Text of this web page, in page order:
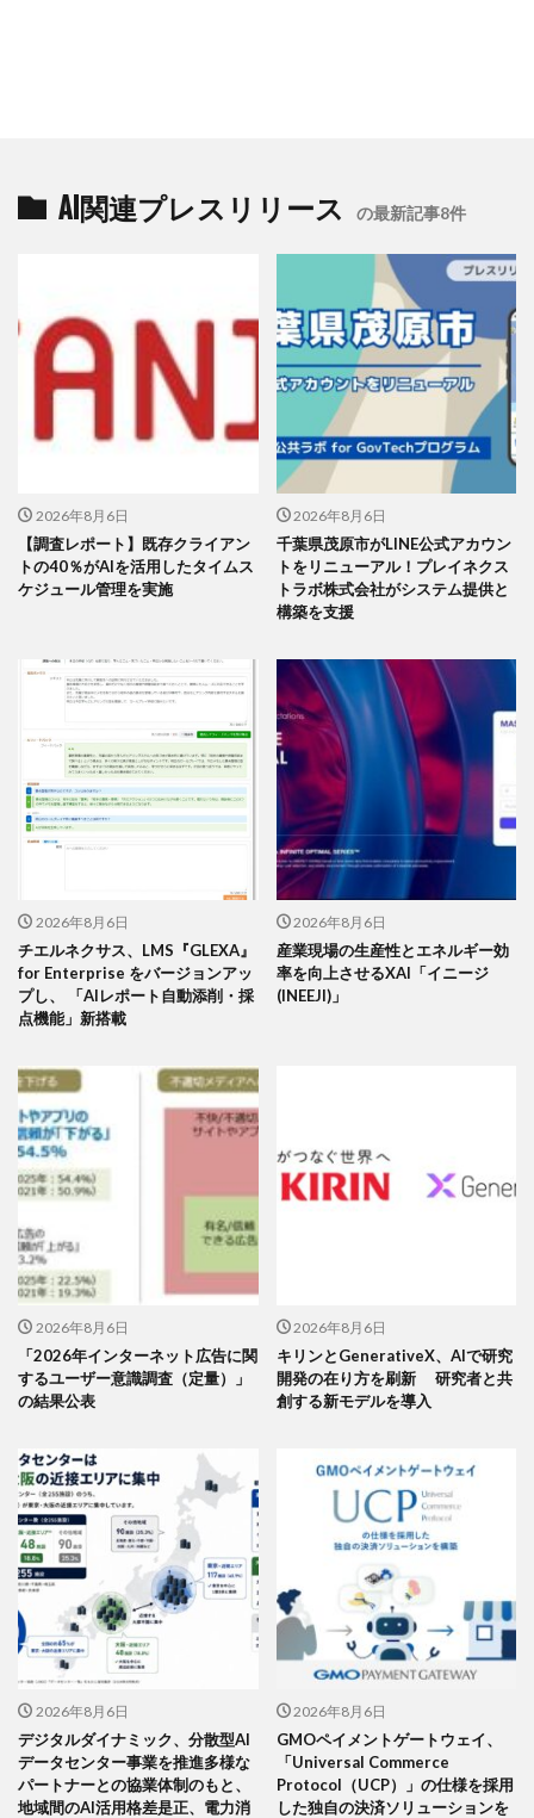
AI関連プレスリリース の最新記事8件
2026年8月6日
【調査レポート】既存クライアン
トの40％がAIを活用したタイムス
ケジュール管理を実施
2026年8月6日
千葉県茂原市がLINE公式アカウン
トをリニューアル！プレイネクス
トラボ株式会社がシステム提供と
構築を支援
2026年8月6日
チエルネクサス、LMS『GLEXA』
for Enterprise をバージョンアッ
プし、 「AIレポート自動添削・採
点機能」新搭載
2026年8月6日
産業現場の生産性とエネルギー効
率を向上させるXAI「イニージ
(INEEJI)」
2026年8月6日
「2026年インターネット広告に関
するユーザー意識調査（定量）」
の結果公表
2026年8月6日
キリンとGenerativeX、AIで研究
開発の在り方を刷新 研究者と共
創する新モデルを導入
2026年8月6日
デジタルダイナミック、分散型AI
データセンター事業を推進多様な
パートナーとの協業体制のもと、
地域間のAI活用格差是正、電力消
2026年8月6日
GMOペイメントゲートウェイ、
「Universal Commerce
Protocol（UCP）」の仕様を採用
した独自の決済ソリューションを